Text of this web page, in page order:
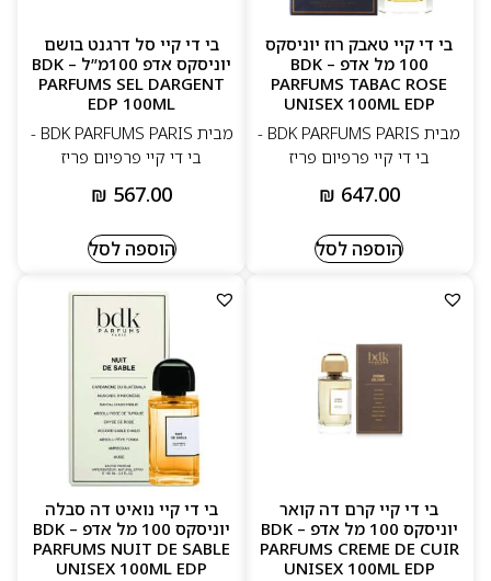
בי די קיי טאבק רוז יוניסקס
100 מל אדפ – BDK
PARFUMS TABAC ROSE
UNISEX 100ML EDP
מבית BDK PARFUMS PARIS -
בי די קיי פרפיום פריז
₪ 647.00
הוספה לסל
בי די קיי סל דרגנט בושם
יוניסקס אדפ 100מ”ל – BDK
PARFUMS SEL DARGENT
EDP 100ML
מבית BDK PARFUMS PARIS -
בי די קיי פרפיום פריז
₪ 567.00
הוספה לסל
בי די קיי קרם דה קואר
יוניסקס 100 מל אדפ – BDK
PARFUMS CREME DE CUIR
UNISEX 100ML EDP
בי די קיי נואיט דה סבלה
יוניסקס 100 מל אדפ – BDK
PARFUMS NUIT DE SABLE
UNISEX 100ML EDP